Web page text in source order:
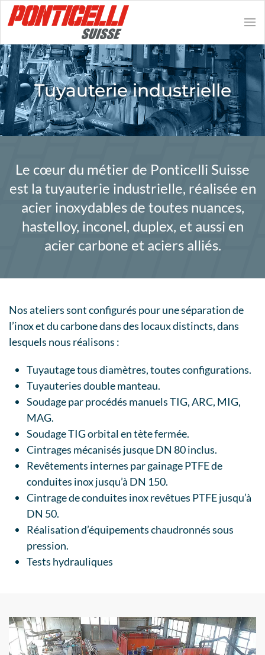
Tuyauterie industrielle
Le cœur du métier de Ponticelli Suisse
est la tuyauterie industrielle, réalisée en
acier inoxydables de toutes nuances,
hastelloy, inconel, duplex, et aussi en
acier carbone et aciers alliés.
Nos ateliers sont configurés pour une séparation de
l’inox et du carbone dans des locaux distincts, dans
lesquels nous réalisons :
Tuyautage tous diamètres, toutes configurations.
Tuyauteries double manteau.
Soudage par procédés manuels TIG, ARC, MIG,
MAG.
Soudage TIG orbital en tète fermée.
Cintrages mécanisés jusque DN 80 inclus.
Revêtements internes par gainage PTFE de
conduites inox jusqu’à DN 150.
Cintrage de conduites inox revêtues PTFE jusqu’à
DN 50.
Réalisation d’équipements chaudronnés sous
pression.
Tests hydrauliques